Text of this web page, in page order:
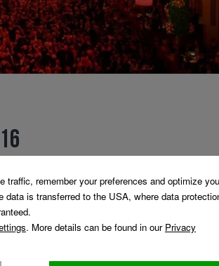
ist einer der größten
Höhepunkt der
erwartet Sie auch in diesem Jahr ein